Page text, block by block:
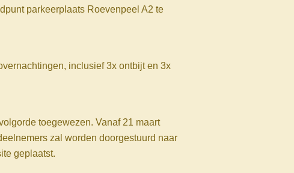
parkeerplaats Roevenpeel A2 te
inclusief 3x ontbijt en 3x
toegewezen. Vanaf 21 maart
zal worden doorgestuurd naar
geplaatst.